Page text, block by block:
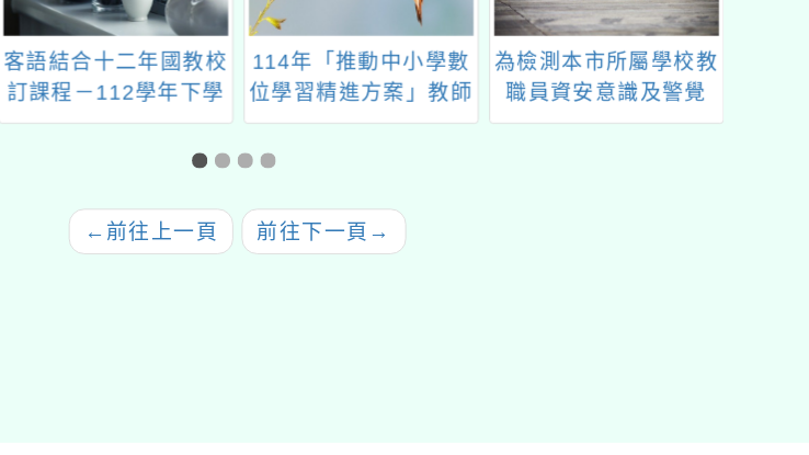
客語結合十二年國教校
訂課程－112學年下學
期區域策略聯盟公開觀
114年「推動中小學數
位學習精進方案」教師
增能研習(8月場)
為檢測本市所屬學校教
職員資安意識及警覺
性，本局辦理112年社
← 前往上一頁 前往下一頁 →